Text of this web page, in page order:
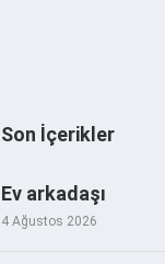
Son İçerikler
Ev arkadaşı
4 Ağustos 2026